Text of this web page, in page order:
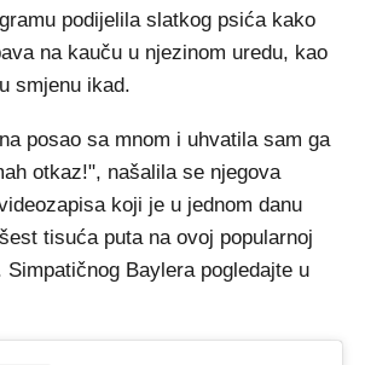
podijelila slatkog psića kako
na kauču u njezinom uredu, kao
smjenu ikad.
posao sa mnom i uhvatila sam ga
otkaz!", našalila se njegova
koji je u jednom danu
tisuća puta na ovoj popularnoj
Baylera pogledajte u